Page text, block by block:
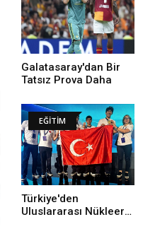
Galatasaray'dan Bir
Tatsız Prova Daha
EĞİTİM
Türkiye'den
Uluslararası Nükleer